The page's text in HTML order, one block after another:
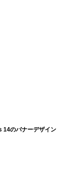
14のバナーデザイン